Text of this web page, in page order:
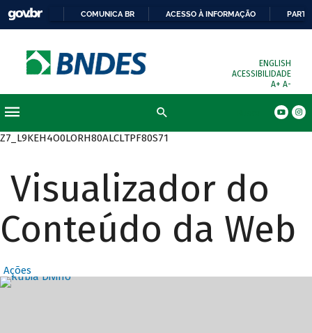
COMUNICA BR ACESSO À INFORMAÇÃO
ENGLISH
ACESSIBILIDADE
A+ A-
Z7_L9KEH4O0LORH80ALCLTPF80S71
Visualizador do
Conteúdo da Web
Ações
Destaques